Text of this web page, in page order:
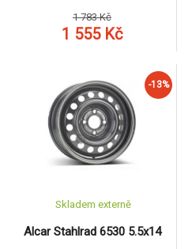
1 783 Kč
1 555 Kč
-13%
Alcar Stahlrad 6530 5.5x14
Skladem externě